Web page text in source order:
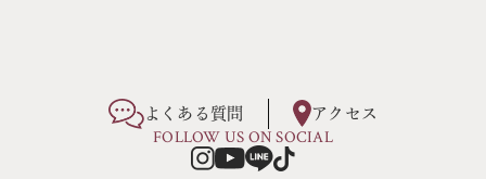
よくある質問 アクセス
FOLLOW US ON SOCIAL